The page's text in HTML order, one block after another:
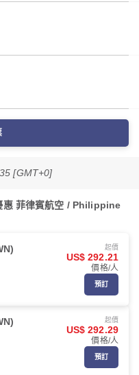
[GMT+0]
惠 菲律賓航空 / Philippine
起價
US$ 292.21
價格/人
預訂
起價
US$ 292.29
價格/人
預訂